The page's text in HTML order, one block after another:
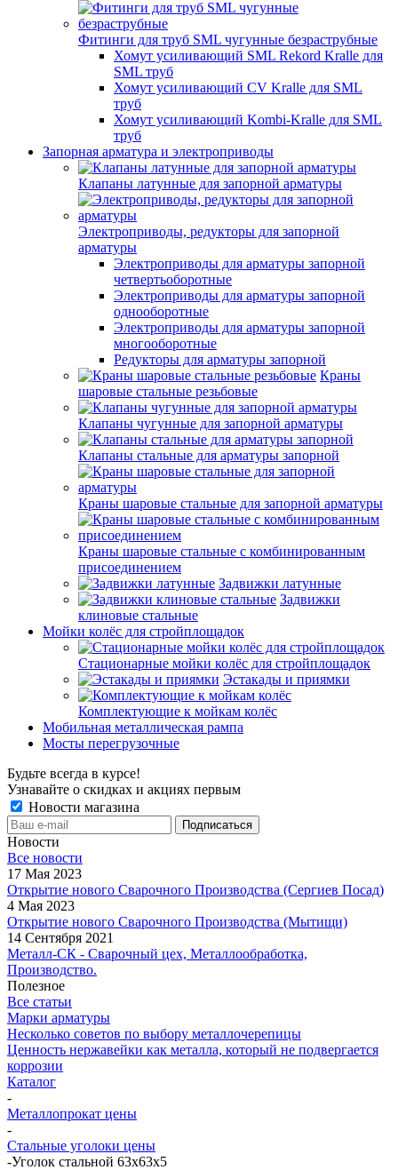
Фитинги для труб SML чугунные безраструбные
Хомут усиливающий SML Rekord Kralle для
SML труб
Хомут усиливающий CV Kralle для SML
труб
Хомут усиливающий Kombi-Kralle для SML
труб
Запорная арматура и электроприводы
Клапаны латунные для запорной арматуры
Электроприводы, редукторы для запорной
арматуры
Электроприводы для арматуры запорной
четвертьоборотные
Электроприводы для арматуры запорной
однооборотные
Электроприводы для арматуры запорной
многооборотные
Редукторы для арматуры запорной
Краны
шаровые стальные резьбовые
Клапаны чугунные для запорной арматуры
Клапаны стальные для арматуры запорной
Краны шаровые стальные для запорной арматуры
Краны шаровые стальные с комбинированным
присоединением
Задвижки латунные
Задвижки
клиновые стальные
Мойки колёс для стройплощадок
Стационарные мойки колёс для стройплощадок
Эстакады и приямки
Комплектующие к мойкам колёс
Мобильная металлическая рампа
Мосты перегрузочные
Будьте всегда в курсе!
Узнавайте о скидках и акциях первым
Новости магазина
Новости
Все новости
17 Мая 2023
Открытие нового Сварочного Производства (Сергиев Посад)
4 Мая 2023
Открытие нового Сварочного Производства (Мытищи)
14 Сентября 2021
Металл-СК - Сварочный цех, Металлообработка,
Производство.
Полезное
Все статьи
Марки арматуры
Несколько советов по выбору металлочерепицы
Ценность нержавейки как металла, который не подвергается
коррозии
Каталог
-
Металлопрокат цены
-
Стальные уголоки цены
-Уголок стальной 63х63х5